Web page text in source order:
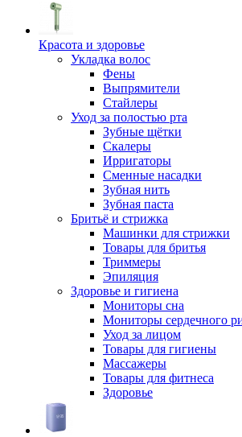
Красота и здоровье
Укладка волос
Фены
Выпрямители
Стайлеры
Уход за полостью рта
Зубные щётки
Скалеры
Ирригаторы
Сменные насадки
Зубная нить
Зубная паста
Бритьё и стрижка
Машинки для стрижки
Товары для бритья
Триммеры
Эпиляция
Здоровье и гигиена
Мониторы сна
Мониторы сердечного
Уход за лицом
Товары для гигиены
Массажеры
Товары для фитнеса
Здоровье